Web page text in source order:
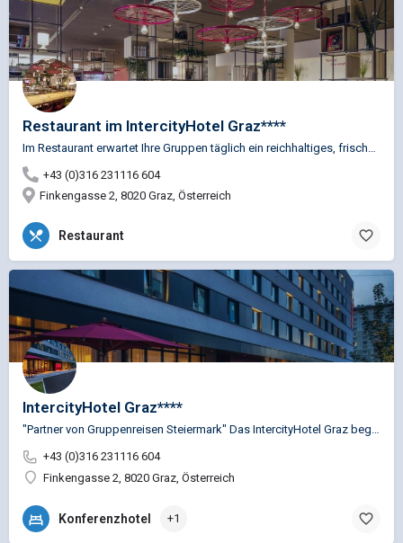
Restaurant im IntercityHotel Graz****
+43 (0)316 231116 604
Finkengasse 2, 8020 Graz, Österreich
Restaurant
IntercityHotel Graz****
+43 (0)316 231116 604
Finkengasse 2, 8020 Graz, Österreich
Konferenzhotel +1